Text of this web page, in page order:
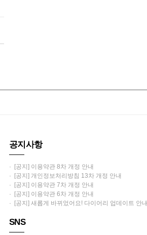
공지사항
· [공지] 이용약관 8차 개정 안내
· [공지] 개인정보처리방침 13차 개정 안내
· [공지] 이용약관 7차 개정 안내
· [공지] 이용약관 6차 개정 안내
· [공지] 새롭게 바뀌었어요! 다이어리 업데이트 안내
SNS